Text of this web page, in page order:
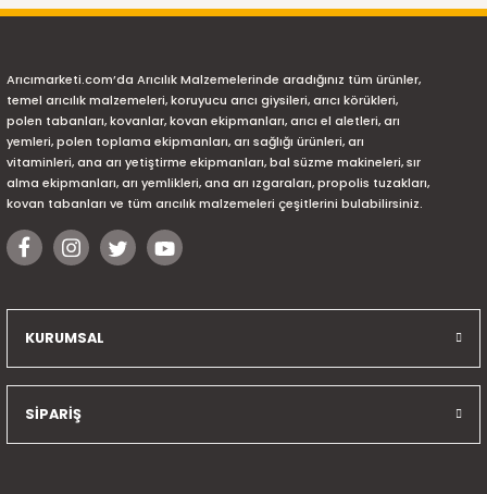
Arıcımarketi.com’da Arıcılık Malzemelerinde aradığınız tüm ürünler,
temel arıcılık malzemeleri, koruyucu arıcı giysileri, arıcı körükleri,
polen tabanları, kovanlar, kovan ekipmanları, arıcı el aletleri, arı
yemleri, polen toplama ekipmanları, arı sağlığı ürünleri, arı
vitaminleri, ana arı yetiştirme ekipmanları, bal süzme makineleri, sır
alma ekipmanları, arı yemlikleri, ana arı ızgaraları, propolis tuzakları,
kovan tabanları ve tüm arıcılık malzemeleri çeşitlerini bulabilirsiniz.
KURUMSAL
SİPARİŞ